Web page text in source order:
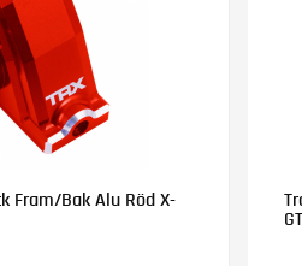
Fram/Bak Alu Röd X-